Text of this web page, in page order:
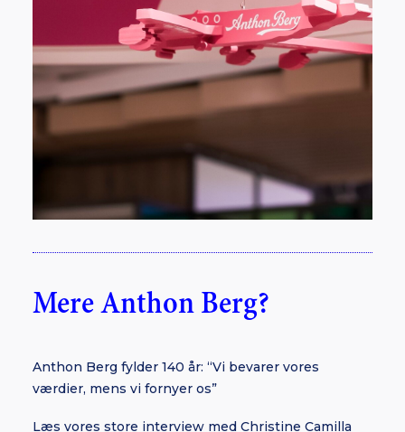
Mere Anthon Berg?
Anthon Berg fylder 140 år: “Vi bevarer vores
værdier, mens vi fornyer os”
Læs vores store interview med Christine Camilla